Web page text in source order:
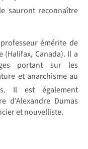
sauront reconnaître
émérite de
(Halifax, Canada). Il a
portant sur les
et anarchisme au
Il est également
d’Alexandre Dumas
et nouvelliste.